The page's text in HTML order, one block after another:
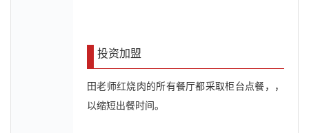
投资加盟
田老师红烧肉的所有餐厅都采取柜台点餐，，
以缩短出餐时间。